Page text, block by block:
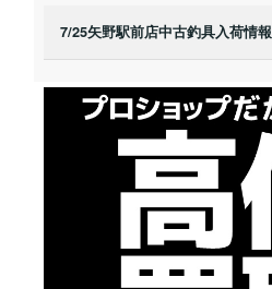
7/25矢野駅前店中古釣具入荷情報